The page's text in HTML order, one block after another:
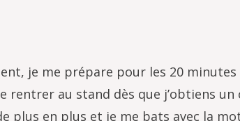
je me prépare pour les 20 minutes
rentrer au stand dès que j’obtiens un
plus en plus et je me bats avec la